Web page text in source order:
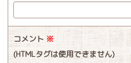
コメント※
(HTMLタグは使用できません)